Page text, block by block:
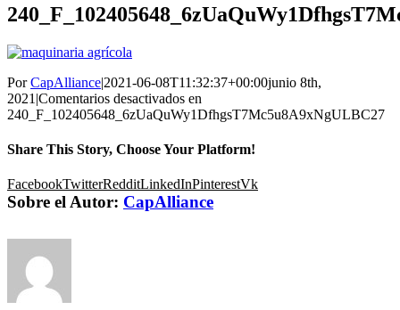
PorCapAlliance|2021-06-08T11:32:37+00:00junio 8th,
2021 |Comentarios desactivados en
240_F_102405648_6zUaQuWy1DfhgsT7Mc5u8A9xNgULBC27
Share This Story, Choose Your Platform!
FacebookTwitterRedditLinkedInPinterestVk
Sobre el Autor: CapAlliance